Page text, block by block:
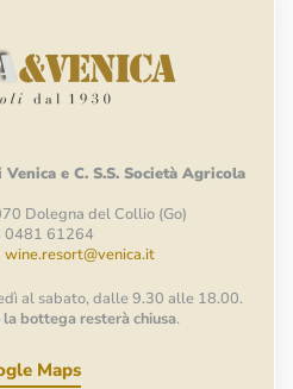
Venica e C. S.S. Società Agricola
Dolegna del Collio (Go)
0481 61264
wine.resort@venica.it
al sabato, dalle 9.30 alle 18.00.
bottega resterà chiusa.
Maps